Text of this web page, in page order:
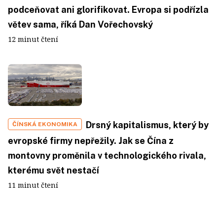
podceňovat ani glorifikovat. Evropa si podřízla
větev sama, říká Dan Vořechovský
12 minut čtení
ČÍNSKÁ EKONOMIKA
Drsný kapitalismus, který by
evropské firmy nepřežily. Jak se Čína z
montovny proměnila v technologického rivala,
kterému svět nestačí
11 minut čtení